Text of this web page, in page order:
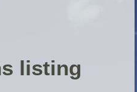
listing